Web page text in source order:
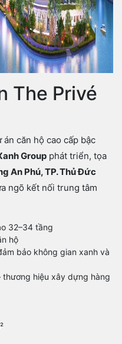
The Privé
căn hộ cao cấp bậc
Group phát triển, tọa
An Phú, TP. Thủ Đức
ngõ kết nối trung tâm
32–34 tầng
hộ
bảo không gian xanh và
thương hiệu xây dựng hàng